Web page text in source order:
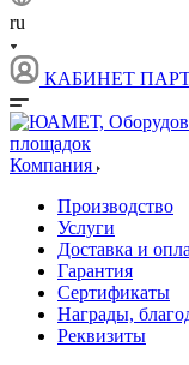
ru
КАБИНЕТ
Компания
Производство
Услуги
Доставка и
Гарантия
Сертификаты
Награды,
Реквизиты